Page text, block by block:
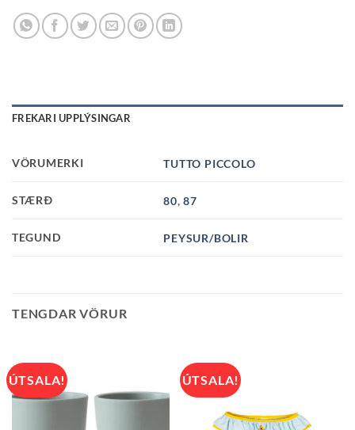
FREKARI UPPLÝSINGAR
VÖRUMERKI TUTTO PICCOLO
STÆRÐ 80,87
TEGUND PEYSUR/BOLIR
TENGDAR VÖRUR
ÚTSALA! ÚTSALA!